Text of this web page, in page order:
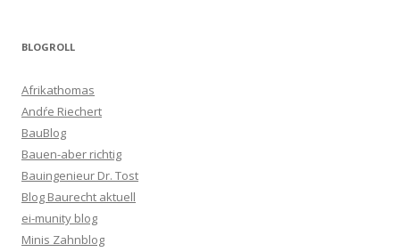
BLOGROLL
Afrikathomas
Andŕe Riechert
BauBlog
Bauen-aber richtig
Bauingenieur Dr. Tost
Blog Baurecht aktuell
ei-munity blog
Minis Zahnblog